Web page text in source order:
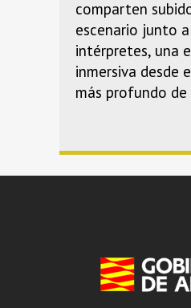
comparten
escenario junto
intérpretes, una
inmersiva desde
más profundo de